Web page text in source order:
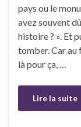
pays ou le
avez souvent
histoire ? ». Et
tomber. Car
là pour ça, …
Lire la suite